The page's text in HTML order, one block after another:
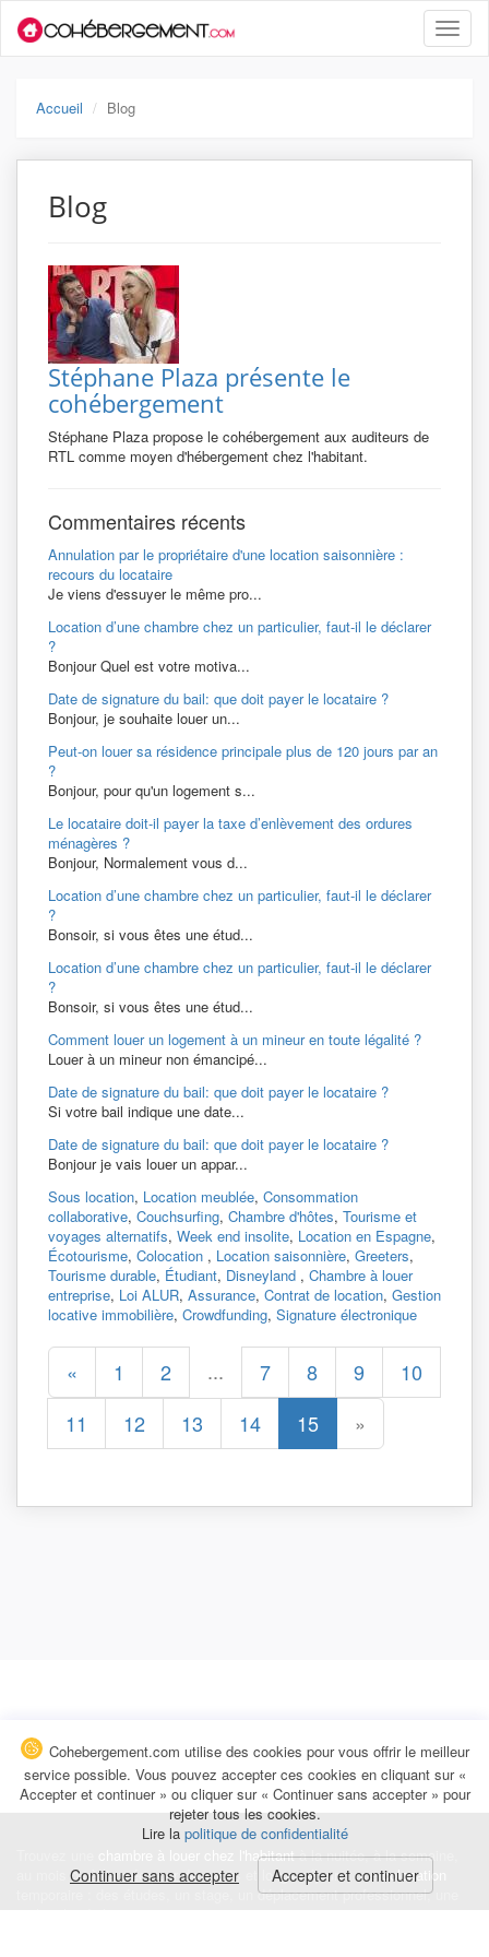
Toggle
Accueil Blog
Blog
Stéphane Plaza présente le
cohébergement
Stéphane Plaza propose le cohébergement aux auditeurs de
RTL comme moyen d'hébergement chez l'habitant.
Commentaires récents
Annulation par le propriétaire d'une location saisonnière :
recours du locataire
Je viens d'essuyer le même pro...
Location d’une chambre chez un particulier, faut-il le déclarer
?
Bonjour Quel est votre motiva...
Date de signature du bail: que doit payer le locataire ?
Bonjour, je souhaite louer un...
Peut-on louer sa résidence principale plus de 120 jours par an
?
Bonjour, pour qu'un logement s...
Le locataire doit-il payer la taxe d’enlèvement des ordures
ménagères ?
Bonjour, Normalement vous d...
Location d’une chambre chez un particulier, faut-il le déclarer
?
Bonsoir, si vous êtes une étud...
Location d’une chambre chez un particulier, faut-il le déclarer
?
Bonsoir, si vous êtes une étud...
Comment louer un logement à un mineur en toute légalité ?
Louer à un mineur non émancipé...
Date de signature du bail: que doit payer le locataire ?
Si votre bail indique une date...
Date de signature du bail: que doit payer le locataire ?
Bonjour je vais louer un appar...
Sous location, Location meublée, Consommation
collaborative, Couchsurfing, Chambre d'hôtes, Tourisme et
voyages alternatifs, Week end insolite, Location en Espagne,
Écotourisme, Colocation , Location saisonnière, Greeters,
Tourisme durable, Étudiant, Disneyland , Chambre à louer
entreprise, Loi ALUR, Assurance, Contrat de location, Gestion
locative immobilière, Crowdfunding, Signature électronique
« 1 2 ... 7 8 9
10
11
12 13 14 15 »
chambre à louer chez l'habitantà la nuitée, à la semaine,
au mois ou à l'année pour de courts et longs séjours, unecolocation
temporaire : des études, un stage, un déplacement professionnel, une
Cohebergement.com utilise des cookies pour vous offrir le meilleur
service possible. Vous pouvez accepter ces cookies en cliquant sur «
Accepter et continuer » ou cliquer sur « Continuer sans accepter » pour
rejeter tous les cookies.
Lire la politique de confidentialité
Continuer sans accepter Accepter et continuer